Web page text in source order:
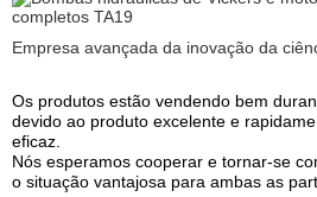
Empresa avançada da inovação da
Os produtos estão vendendo bem
devido ao produto excelente e
eficaz.
Nós esperamos cooperar e tornar-se
o situação vantajosa para ambas as